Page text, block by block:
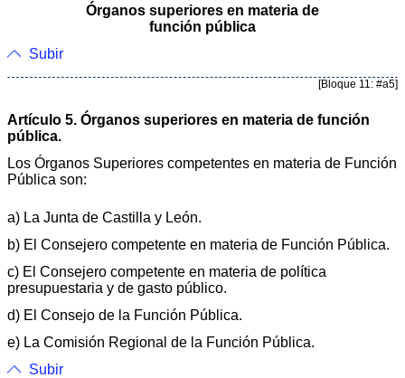
Órganos superiores en materia de
función pública
Subir
[Bloque 11: #a5]
Artículo 5. Órganos superiores en materia de función
pública.
Los Órganos Superiores competentes en materia de Función
Pública son:
a) La Junta de Castilla y León.
b) El Consejero competente en materia de Función Pública.
c) El Consejero competente en materia de política
presupuestaria y de gasto público.
d) El Consejo de la Función Pública.
e) La Comisión Regional de la Función Pública.
Subir